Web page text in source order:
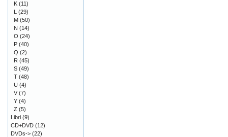
K (11)
L (29)
M (50)
N (14)
O (24)
P (40)
Q (2)
R (45)
S (49)
T (48)
U (4)
V (7)
Y (4)
Z (5)
Libri (9)
CD+DVD (12)
DVDs-> (22)